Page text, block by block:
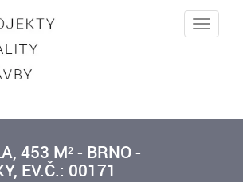
Toggle
453 M² - BRNO -
EV.Č.: 00171